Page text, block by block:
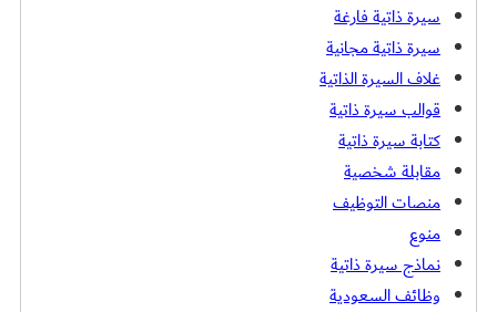
سيرة ذاتية فارغة
سيرة ذاتية مجانية
غلاف السيرة الذاتية
قوالب سيرة ذاتية
كتابة سيرة ذاتية
مقابلة شخصية
منصات التوظيف
منوع
نماذج سيرة ذاتية
وظائف السعودية